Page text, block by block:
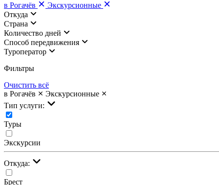
в Рогачёв
Экскурсионные
Откуда
Страна
Количество дней
Cпособ передвижения
Туроператор
Фильтры
Очистить всё
в Рогачёв
Экскурсионные
Тип услуги:
Туры
Экскурсии
Откуда:
Брест